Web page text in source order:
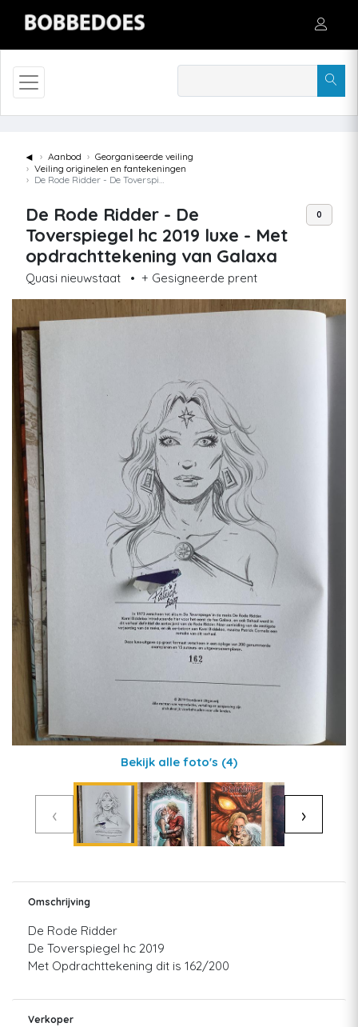
◄ Aanbod
Georganiseerde veiling
Veiling originelen en fantekeningen
De Rode Ridder - De Toverspiegel hc 2019 luxe - Met opdrachttekening van Galaxa
De Rode Ridder - De
Toverspiegel hc 2019 luxe - Met
opdrachttekening van Galaxa
Quasi nieuwstaat • + Gesigneerde prent
0
Bekijk alle foto's (4)
‹ ›
Omschrijving
De Rode Ridder
De Toverspiegel hc 2019
Met Opdrachttekening dit is 162/200
Verkoper